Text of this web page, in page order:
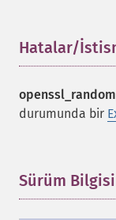
Hatalar/
durumunda bir
Sürüm Bilgisi